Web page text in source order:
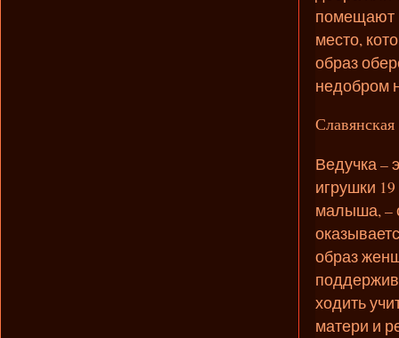
помещают
место,
образ
недобром
Славянская
Ведучка –
игрушки
малыша, –
образ
ходить
матери и